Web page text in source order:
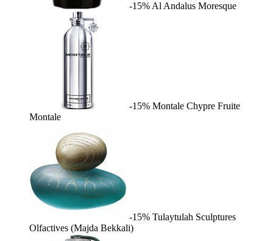
-15% Al Andalus Moresque
-15% Montale Chypre Fruite
Montale
-15% Tulaytulah Sculptures
Olfactives (Majda Bekkali)